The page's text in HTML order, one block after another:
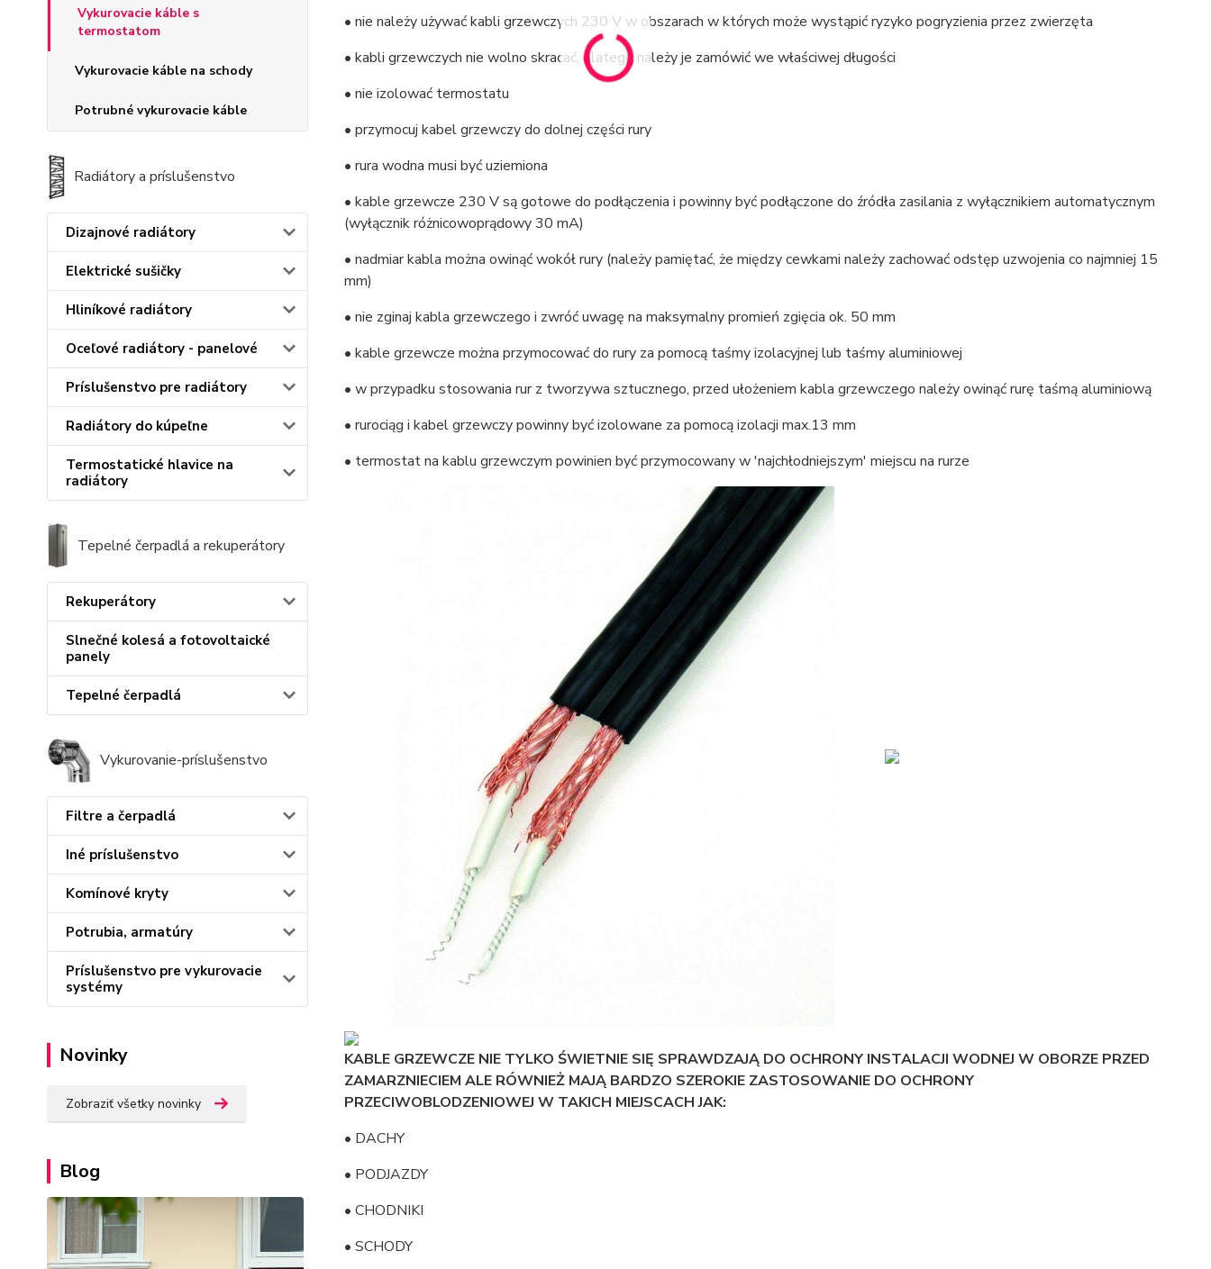
Vykurovacie káble s
termostatom
Vykurovacie káble na schody
Potrubné vykurovacie káble
Radiátory a príslušenstvo
Dizajnové radiátory
Elektrické sušičky
Hliníkové radiátory
Oceľové radiátory - panelové
Príslušenstvo pre radiátory
Radiátory do kúpeľne
Termostatické hlavice na
radiátory
Tepelné čerpadlá a rekuperátory
Rekuperátory
Slnečné kolesá a fotovoltaické
panely
Tepelné čerpadlá
Vykurovanie-príslušenstvo
Filtre a čerpadlá
Iné príslušenstvo
Komínové kryty
Potrubia, armatúry
Príslušenstvo pre vykurovacie
systémy
Novinky
Zobraziť všetky novinky
Blog
• nie należy używać kabli grzewczych 230 V w obszarach w których może wystąpić ryzyko pogryzienia przez zwierzęta
• kabli grzewczych nie wolno skracać, dlatego należy je zamówić we właściwej długości
• nie izolować termostatu
• przymocuj kabel grzewczy do dolnej części rury
• rura wodna musi być uziemiona
• kable grzewcze 230 V są gotowe do podłączenia i powinny być podłączone do źródła zasilania z wyłącznikiem automatycznym
(wyłącznik różnicowoprądowy 30 mA)
• nadmiar kabla można owinąć wokół rury (należy pamiętać, że między cewkami należy zachować odstęp uzwojenia co najmniej 15
mm)
• nie zginaj kabla grzewczego i zwróć uwagę na maksymalny promień zgięcia ok. 50 mm
• kable grzewcze można przymocować do rury za pomocą taśmy izolacyjnej lub taśmy aluminiowej
• w przypadku stosowania rur z tworzywa sztucznego, przed ułożeniem kabla grzewczego należy owinąć rurę taśmą aluminiową
• rurociąg i kabel grzewczy powinny być izolowane za pomocą izolacji max.13 mm
• termostat na kablu grzewczym powinien być przymocowany w 'najchłodniejszym' miejscu na rurze
KABLE GRZEWCZE NIE TYLKO ŚWIETNIE SIĘ SPRAWDZAJĄ DO OCHRONY INSTALACJI WODNEJ W OBORZE PRZED
ZAMARZNIECIEM ALE RÓWNIEŻ MAJĄ BARDZO SZEROKIE ZASTOSOWANIE DO OCHRONY
PRZECIWOBLODZENIOWEJ W TAKICH MIEJSCACH JAK:
• DACHY
• PODJAZDY
• CHODNIKI
• SCHODY